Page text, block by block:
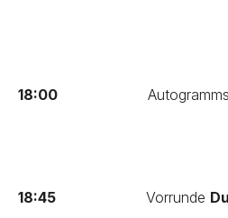
18:00
18:45 Vorrunde